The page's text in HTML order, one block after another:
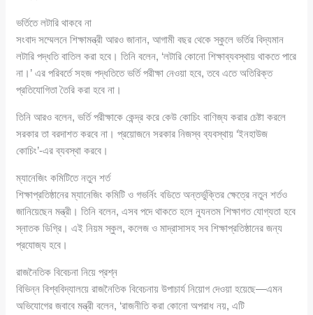
ভর্তিতে লটারি থাকবে না
সংবাদ সম্মেলনে শিক্ষামন্ত্রী আরও জানান, আগামী বছর থেকে স্কুলে ভর্তির বিদ্যমান
লটারি পদ্ধতি বাতিল করা হবে। তিনি বলেন, ‘লটারি কোনো শিক্ষাব্যবস্থায় থাকতে পারে
না।’ এর পরিবর্তে সহজ পদ্ধতিতে ভর্তি পরীক্ষা নেওয়া হবে, তবে এতে অতিরিক্ত
প্রতিযোগিতা তৈরি করা হবে না।
তিনি আরও বলেন, ভর্তি পরীক্ষাকে কেন্দ্র করে কেউ কোচিং বাণিজ্য করার চেষ্টা করলে
সরকার তা বরদাশত করবে না। প্রয়োজনে সরকার নিজস্ব ব্যবস্থায় ‘ইনহাউজ
কোচিং’-এর ব্যবস্থা করবে।
ম্যানেজিং কমিটিতে নতুন শর্ত
শিক্ষাপ্রতিষ্ঠানের ম্যানেজিং কমিটি ও গভর্নিং বডিতে অন্তর্ভুক্তির ক্ষেত্রে নতুন শর্তও
জানিয়েছেন মন্ত্রী। তিনি বলেন, এসব পদে থাকতে হলে ন্যূনতম শিক্ষাগত যোগ্যতা হবে
স্নাতক ডিগ্রি। এই নিয়ম স্কুল, কলেজ ও মাদ্রাসাসহ সব শিক্ষাপ্রতিষ্ঠানের জন্য
প্রযোজ্য হবে।
রাজনৈতিক বিবেচনা নিয়ে প্রশ্ন
বিভিন্ন বিশ্ববিদ্যালয়ে রাজনৈতিক বিবেচনায় উপাচার্য নিয়োগ দেওয়া হয়েছে—এমন
অভিযোগের জবাবে মন্ত্রী বলেন, ‘রাজনীতি করা কোনো অপরাধ নয়, এটি